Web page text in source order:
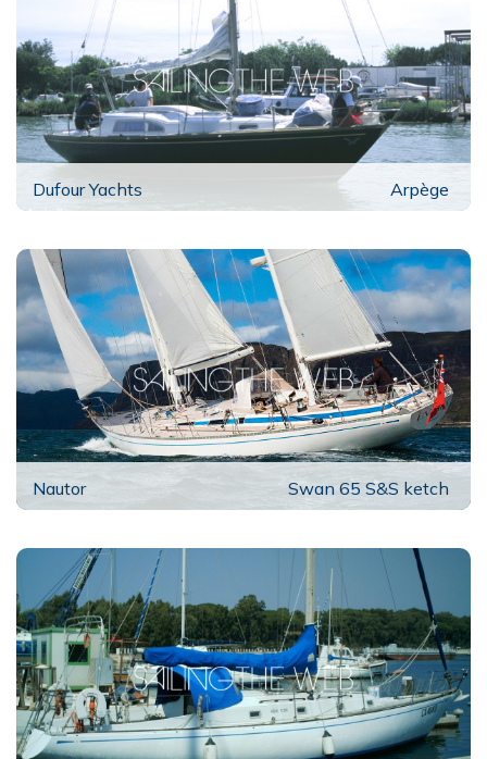
Dufour Yachts Arpège
Nautor Swan 65 S&S ketch